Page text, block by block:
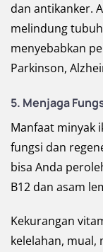
dan antikanker.
melindung
menyebabkan
Parkinson,
5. Menjaga
Manfaat minyak
fungsi dan
bisa Anda
B12 dan asam
Kekurangan
kelelahan, mual,